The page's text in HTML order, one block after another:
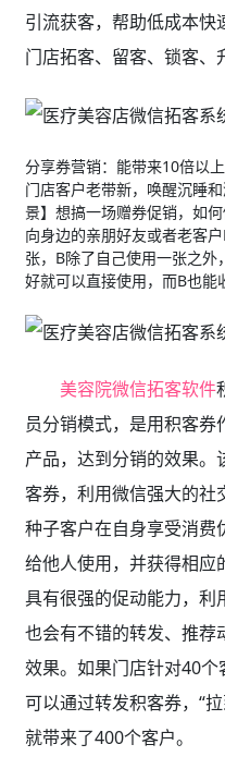
引流获客，帮助低成本
门店拓客、留客、锁客、
分享券营销：能带来10倍以
门店客户老带新，唤醒沉睡
景】想搞一场赠券促销，如
向身边的亲朋好友或者老客
张，B除了自己使用一张之
好就可以直接使用，而B也能
美容院微信拓客软件
员分销模式，是用积客
产品，达到分销的效果。
客券，利用微信强大的社
种子客户在自身享受消费
给他人使用，并获得相应
具有很强的促动能力，利
也会有不错的转发、推荐
效果。如果门店针对40
可以通过转发积客券，“
就带来了400个客户。